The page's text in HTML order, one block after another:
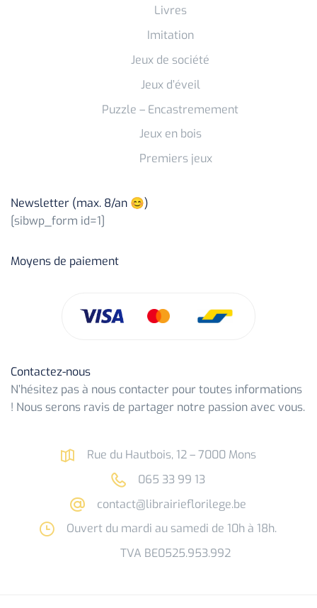
Livres
Imitation
Jeux de société
Jeux d’éveil
Puzzle – Encastremement
Jeux en bois
Premiers jeux
Newsletter (max. 8/an 😊)
[sibwp_form id=1]
Moyens de paiement
Contactez-nous
N’hésitez pas à nous contacter pour toutes informations
! Nous serons ravis de partager notre passion avec vous.
Rue du Hautbois, 12 – 7000 Mons
065 33 99 13
contact@librairieflorilege.be
Ouvert du mardi au samedi de 10h à 18h.
TVA BE0525.953.992